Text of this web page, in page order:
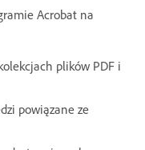
Acrobat na
plików PDF i
powiązane ze